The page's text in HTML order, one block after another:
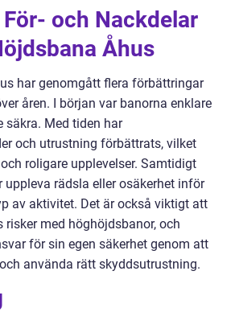
och Nackdelar
Åhus
har genomgått flera förbättringar
åren. I början var banorna enklare
säkra. Med tiden har
och utrustning förbättrats, vilket
roligare upplevelser. Samtidigt
uppleva rädsla eller osäkerhet inför
av aktivitet. Det är också viktigt att
risker med höghöjdsbanor, och
för sin egen säkerhet genom att
använda rätt skyddsutrustning.